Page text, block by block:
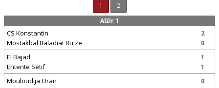
1
2
Alžir 1
CS Konstantin
Mostakbal Baladiat Ruize
2
0
El Bajad
Entente Setif
1
1
Mouloudija Oran
0